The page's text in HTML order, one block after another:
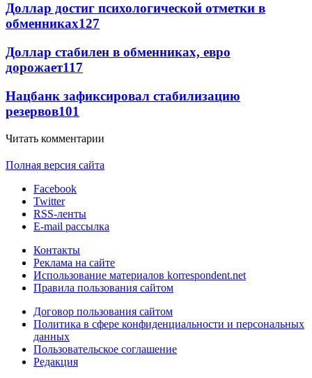
Доллар достиг психологической отметки в
обменниках127
Доллар стабилен в обменниках, евро
дорожает117
Нацбанк зафиксировал стабилизацию
резервов101
Читать комментарии
Полная версия сайта
Facebook
Twitter
RSS-ленты
E-mail рассылка
Контакты
Реклама на сайте
Использование материалов korrespondent.net
Правила пользования сайтом
Договор пользования сайтом
Политика в сфере конфиденциальности и персональных
данных
Пользовательское соглашение
Редакция